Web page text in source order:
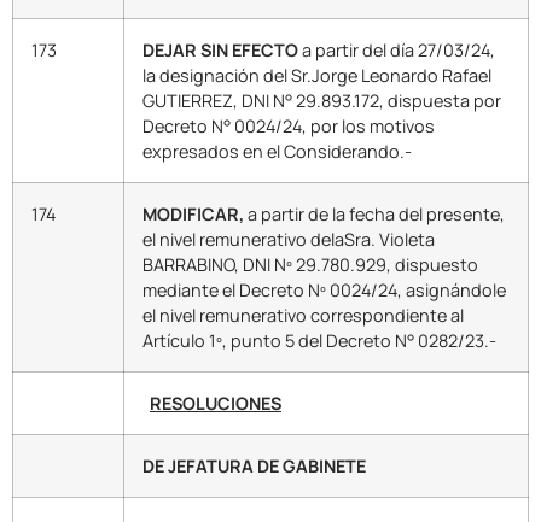
173 DEJAR SIN EFECTOa partir del día 27/03/24,
la designación del Sr.Jorge Leonardo Rafael
GUTIERREZ, DNI N° 29.893.172, dispuesta por
Decreto N° 0024/24, por los motivos
expresados en el Considerando.-
174 MODIFICAR, a partir de la fecha del presente,
el nivel remunerativo delaSra. Violeta
BARRABINO, DNI Nº 29.780.929, dispuesto
mediante el Decreto Nº 0024/24, asignándole
el nivel remunerativo correspondiente al
Artículo 1º, punto 5 del Decreto N° 0282/23.-
RESOLUCIONES
DE JEFATURA DE GABINETE